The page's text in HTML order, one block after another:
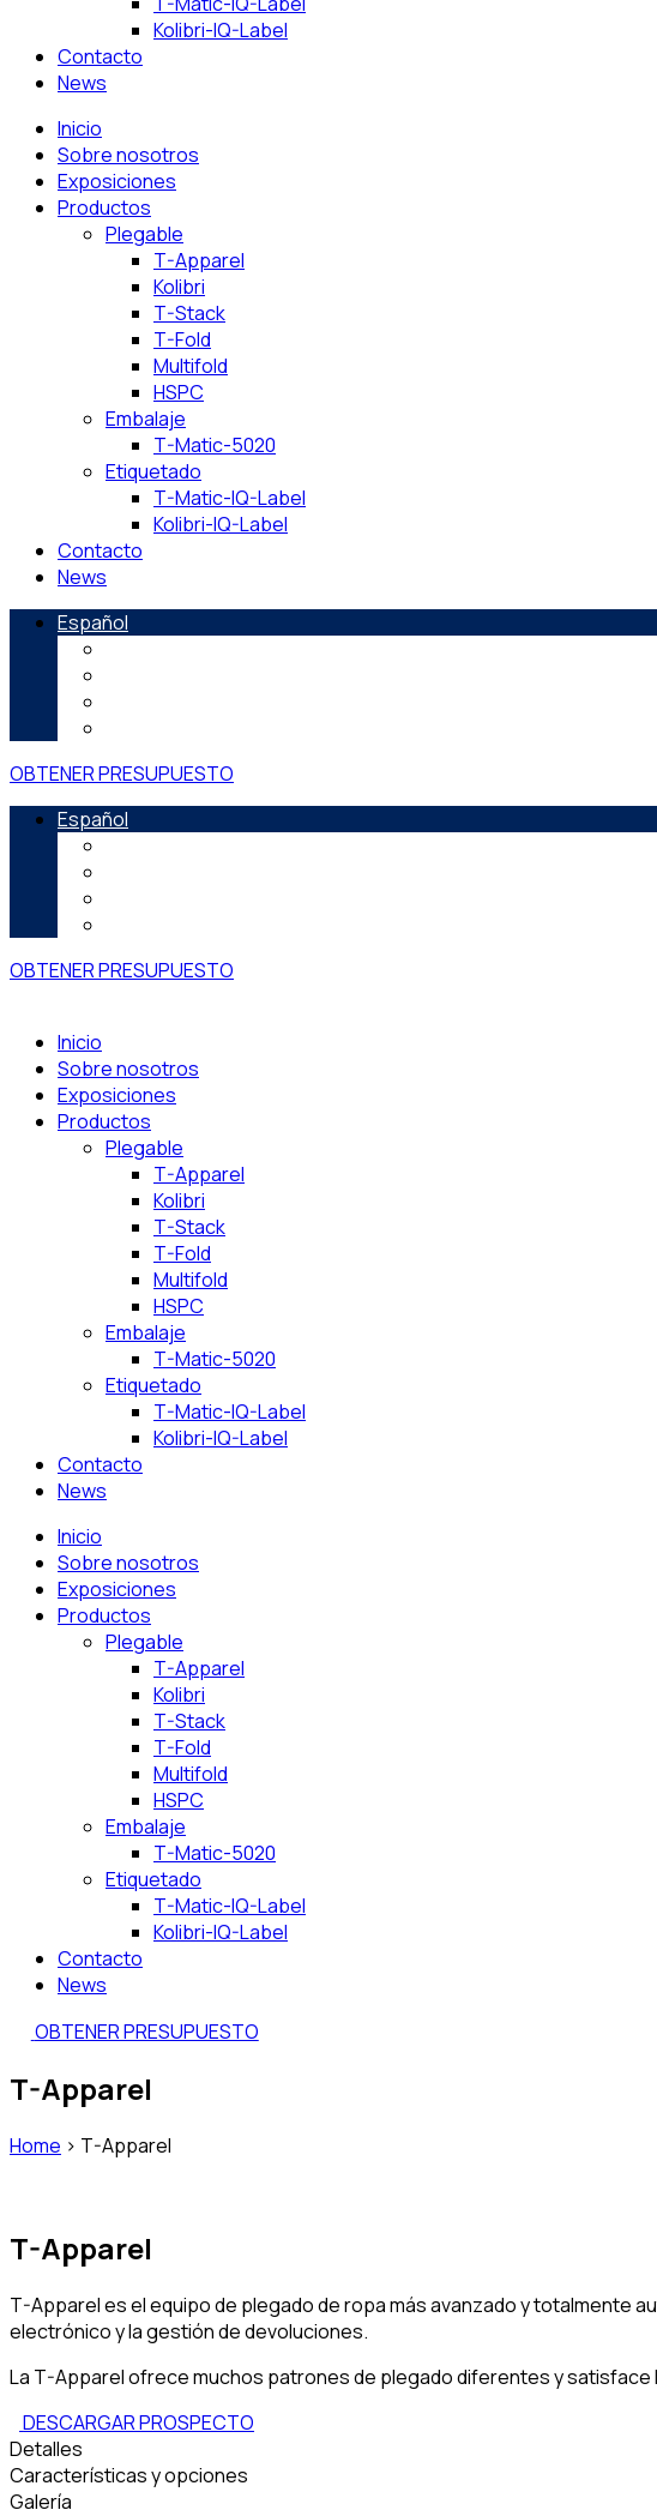
Kolibri-IQ-Label
Contacto
News
Inicio
Sobre nosotros
Exposiciones
Productos
Plegable
T-Apparel
Kolibri
T-Stack
T-Fold
Multifold
HSPC
Embalaje
T-Matic-5020
Etiquetado
T-Matic-IQ-Label
Kolibri-IQ-Label
Contacto
News
Español
OBTENER PRESUPUESTO
Español
OBTENER PRESUPUESTO
Inicio
Sobre nosotros
Exposiciones
Productos
Plegable
T-Apparel
Kolibri
T-Stack
T-Fold
Multifold
HSPC
Embalaje
T-Matic-5020
Etiquetado
T-Matic-IQ-Label
Kolibri-IQ-Label
Contacto
News
Inicio
Sobre nosotros
Exposiciones
Productos
Plegable
T-Apparel
Kolibri
T-Stack
T-Fold
Multifold
HSPC
Embalaje
T-Matic-5020
Etiquetado
T-Matic-IQ-Label
Kolibri-IQ-Label
Contacto
News
OBTENER PRESUPUESTO
T-Apparel
Home > T-Apparel
T-Apparel
T-Apparel es el equipo de plegado de ropa más avanzado y totalmente
electrónico y la gestión de devoluciones.
La T-Apparel ofrece muchos patrones de plegado diferentes y satisface
DESCARGAR PROSPECTO
Detalles
Características y opciones
Galería